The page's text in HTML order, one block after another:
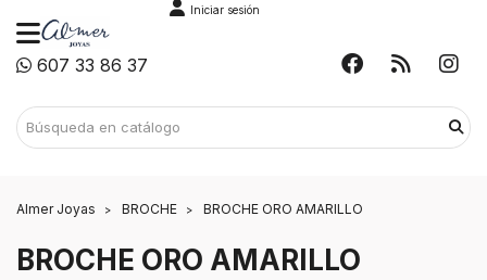
607 33 86 37
Iniciar sesión
Almer Joyas BROCHE BROCHE ORO AMARILLO
BROCHE ORO AMARILLO